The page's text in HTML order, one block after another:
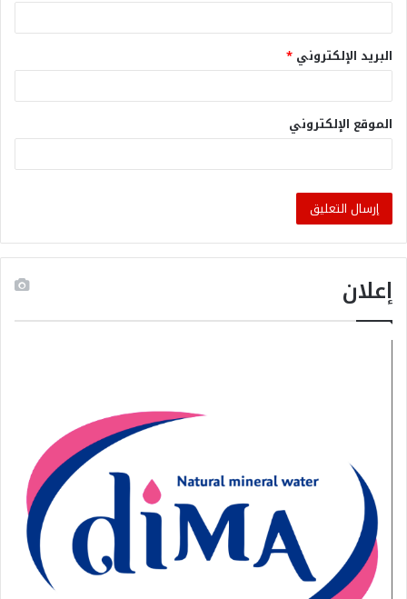
البريد الإلكتروني *
الموقع الإلكتروني
إعلان